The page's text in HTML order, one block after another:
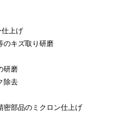
仕上げ
のキズ取り研磨
研磨
除去
密部品のミクロン仕上げ